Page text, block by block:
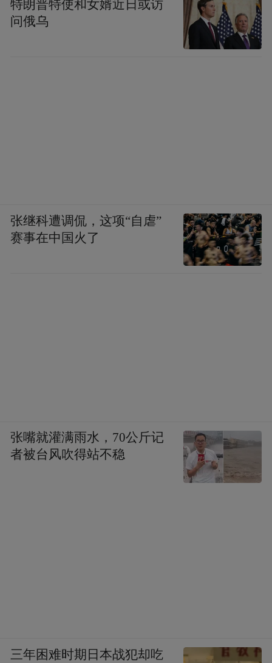
特朗普特使和女婿近日或访
问俄乌
张继科遭调侃，这项“自虐”
赛事在中国火了
张嘴就灌满雨水，70公斤记
者被台风吹得站不稳
三年困难时期日本战犯却吃